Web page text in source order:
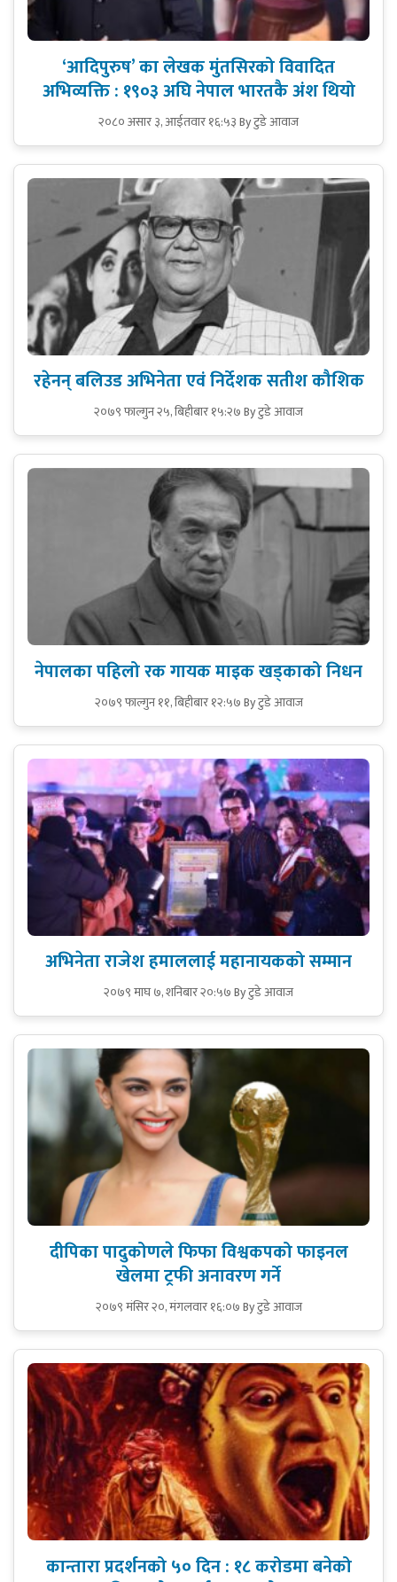
‘आदिपुरुष’ का लेखक मुंतसिरको विवादित
अभिव्यक्ति : १९०३ अघि नेपाल भारतकै अंश थियो
२०८० असार ३, आईतवार १६:५३By टुडे आवाज
रहेनन् बलिउड अभिनेता एवं निर्देशक सतीश कौशिक
२०७९ फाल्गुन २५, बिहीबार १५:२७By टुडे आवाज
नेपालका पहिलो रक गायक माइक खड्काको निधन
२०७९ फाल्गुन ११, बिहीबार १२:५७By टुडे आवाज
अभिनेता राजेश हमाललाई महानायकको सम्मान
२०७९ माघ ७, शनिबार २०:५७By टुडे आवाज
दीपिका पादुकोणले फिफा विश्वकपको फाइनल
खेलमा ट्रफी अनावरण गर्ने
२०७९ मंसिर २०, मंगलवार १६:०७By टुडे आवाज
कान्तारा प्रदर्शनको ५० दिन : १८ करोडमा बनेको